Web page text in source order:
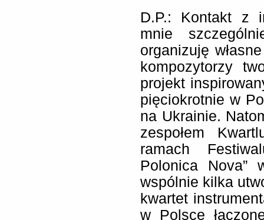
D.P.: Kontakt z
mnie
organizuję
kompozytorzy
projekt
pięciokrotnie w
na Ukrainie.
zespołem
ramach
Polonica Nova”
wspólnie kilka
kwartet
w Polsce